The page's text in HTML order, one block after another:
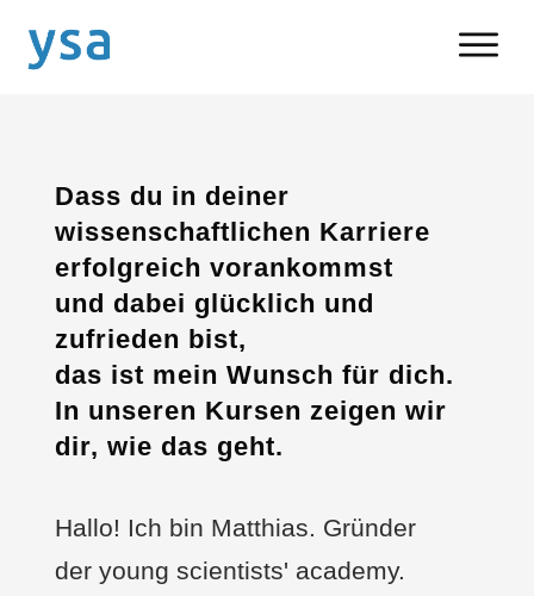
Dass du in deiner
wissenschaftlichen Karriere
erfolgreich vorankommst
und dabei glücklich und
zufrieden bist,
das ist mein Wunsch für dich.
In unseren Kursen zeigen wir
dir, wie das geht.
Hallo! Ich bin Matthias. Gründer
der young scientists' academy.